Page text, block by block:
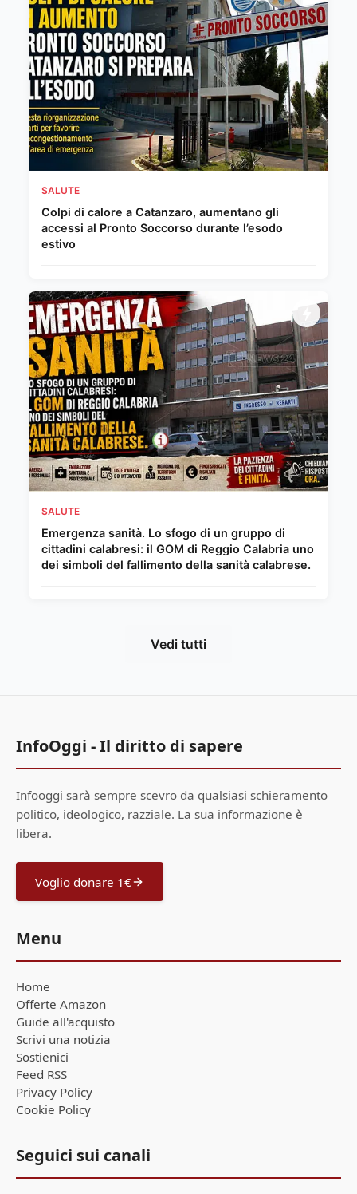
SALUTE
Colpi di calore a Catanzaro, aumentano gli
accessi al Pronto Soccorso durante l’esodo
estivo
SALUTE
Emergenza sanità. Lo sfogo di un gruppo di
cittadini calabresi: il GOM di Reggio Calabria uno
dei simboli del fallimento della sanità calabrese.
Vedi tutti
InfoOggi - Il diritto di sapere
Infooggi sarà sempre scevro da qualsiasi schieramento
politico, ideologico, razziale. La sua informazione è
libera.
Voglio donare 1€
Menu
Home
Offerte Amazon
Guide all'acquisto
Scrivi una notizia
Sostienici
Feed RSS
Privacy Policy
Cookie Policy
Seguici sui canali